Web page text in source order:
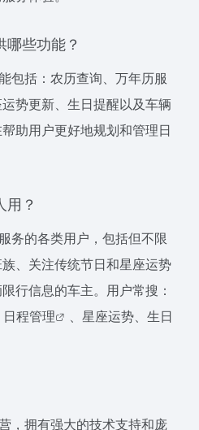
些功能？
包括：农历查询、万年历服
势更新、生日提醒以及车辆
助用户更好地规划和管理日
？
务的各类用户，包括但不限
、关注传统节日和星座运势
行信息的车主。用户常搜：
日程管理
、星座运势、生日
，拥有强大的技术支持和庞